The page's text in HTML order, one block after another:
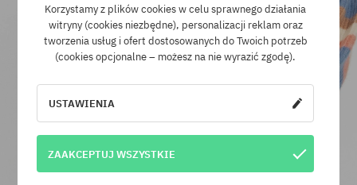
Korzystamy z plików cookies w celu sprawnego działania
witryny (cookies niezbędne), personalizacji reklam oraz
tworzenia usług i ofert dostosowanych do Twoich potrzeb
(cookies opcjonalne – możesz na nie wyrazić zgodę).
USTAWIENIA
ZAAKCEPTUJ WSZYSTKIE